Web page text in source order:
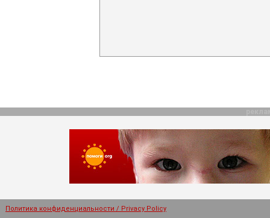
Политика конфиденциальности / Privacy Policy